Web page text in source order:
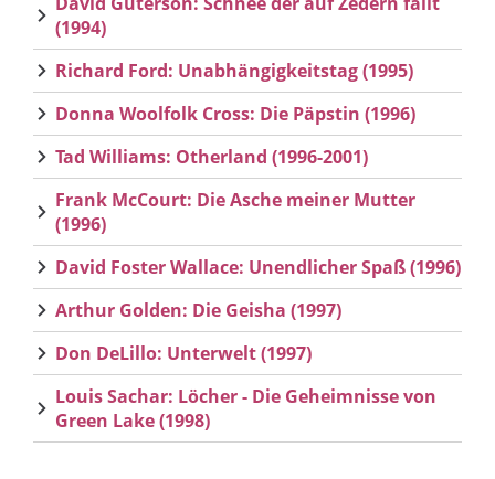
(1994)
Richard Ford: Unabhängigkeitstag (1995)
Donna Woolfolk Cross: Die Päpstin (1996)
Tad Williams: Otherland (1996-2001)
Frank McCourt: Die Asche meiner Mutter
(1996)
David Foster Wallace: Unendlicher Spaß (1996)
Arthur Golden: Die Geisha (1997)
Don DeLillo: Unterwelt (1997)
Louis Sachar: Löcher - Die Geheimnisse von
Green Lake (1998)